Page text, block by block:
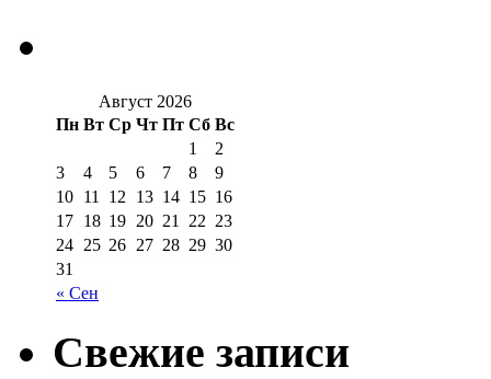
Август 2026
Пн Вт Ср Чт Пт Сб Вс
« Сен
1
2
3
4 5 6 7 8
9
10 11 12 13 14 15 16
17 18 19 20 21 22 23
24 25 26 27 28 29 30
31
Свежие записи